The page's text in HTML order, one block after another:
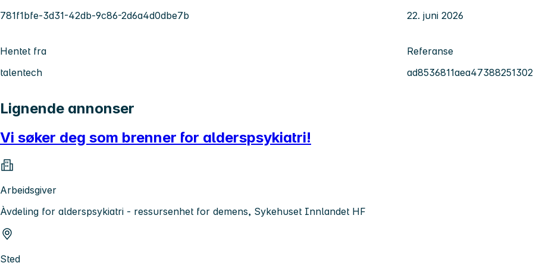
781f1bfe-3d31-42db-9c86-2d6a4d0dbe7b
22. juni 2026
Hentet fra
talentech
Referanse
Lignende annonser
Vi søker deg som brenner for alderspsykiatri!
Arbeidsgiver
Àvdeling for alderspsykiatri - ressursenhet for demens, Sykehuset Innlandet HF
Sted